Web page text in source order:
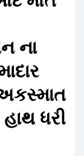
ના
ધરી